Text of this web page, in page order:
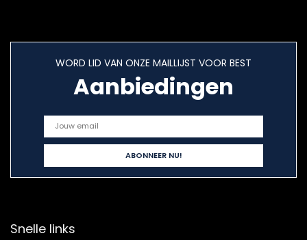
WORD LID VAN ONZE MAILLIJST VOOR BEST
Aanbiedingen
Snelle links